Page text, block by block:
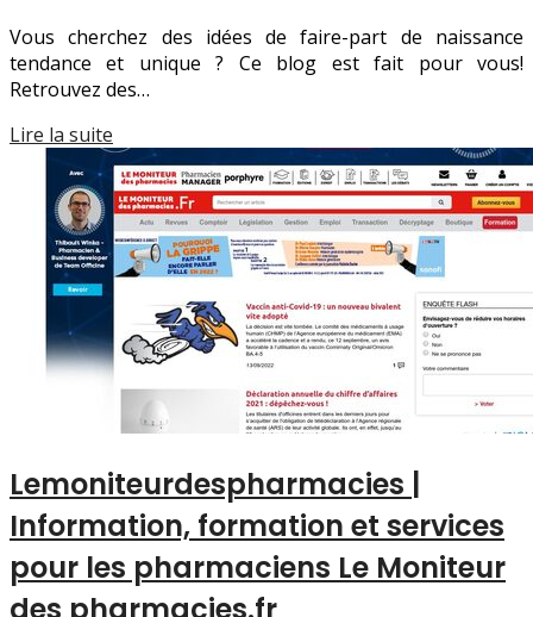
Vous cherchez des idées de faire-part de naissance
tendance et unique ? Ce blog est fait pour vous!
Retrouvez des…
Lire la suite
Lemoniteur­desphar­ma­cies |
Information, formation et services
pour les pharmaciens Le Moniteur
des pharmacies.fr